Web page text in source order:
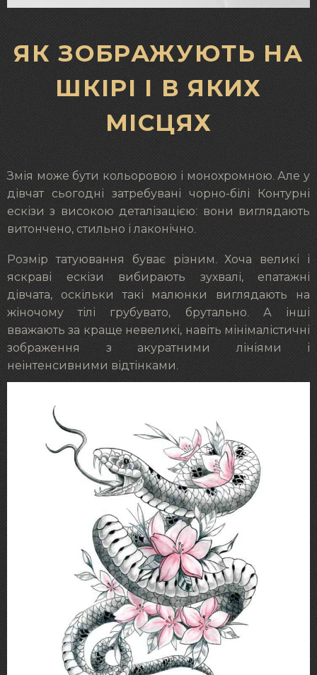
ЯК ЗОБРАЖУЮТЬ НА
ШКІРІ І В ЯКИХ
МІСЦЯХ
Змія може бути кольоровою і монохромною. Але у
дівчат сьогодні затребувані чорно-білі Контурні
ескізи з високою деталізацією: вони виглядають
витончено, стильно і лаконічно.
Розмір татуювання буває різним. Хоча великі і
яскраві ескізи вибирають зухвалі, епатажні
дівчата, оскільки такі малюнки виглядають на
жіночому тілі грубувато, брутально. А інші
вважають за краще невеликі, навіть мінімалістичні
зображення з акуратними лініями і
неінтенсивними відтінками.